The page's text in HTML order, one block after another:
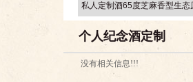
个人纪念酒定制
没有相关信息!!!